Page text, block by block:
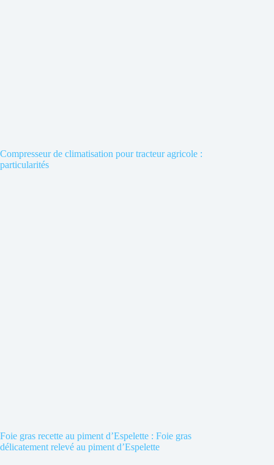
Compresseur de climatisation pour tracteur agricole :
particularités
Foie gras recette au piment d’Espelette : Foie gras
délicatement relevé au piment d’Espelette